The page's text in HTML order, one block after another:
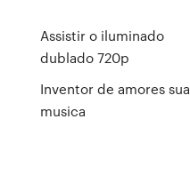
Assistir o iluminado
dublado 720p
Inventor de amores sua
musica